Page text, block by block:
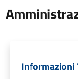
Informazioni